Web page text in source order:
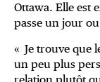
Ottawa. Elle est
passe un jour
« Je trouve que
un peu plus